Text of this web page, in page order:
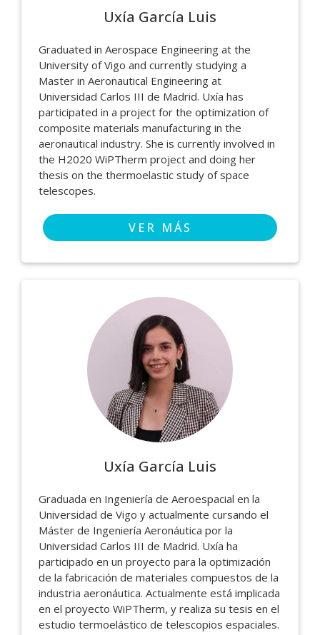
Uxía García Luis
Graduated in Aerospace Engineering at the
University of Vigo and currently studying a
Master in Aeronautical Engineering at
Universidad Carlos III de Madrid. Uxía has
participated in a project for the optimization of
composite materials manufacturing in the
aeronautical industry. She is currently involved in
the H2020 WiPTherm project and doing her
thesis on the thermoelastic study of space
telescopes.
VER MÁS
Uxía García Luis
Graduada en Ingeniería de Aeroespacial en la
Universidad de Vigo y actualmente cursando el
Máster de Ingeniería Aeronáutica por la
Universidad Carlos III de Madrid. Uxía ha
participado en un proyecto para la optimización
de la fabricación de materiales compuestos de la
industria aeronáutica. Actualmente está implicada
en el proyecto WiPTherm, y realiza su tesis en el
estudio termoelástico de telescopios espaciales.